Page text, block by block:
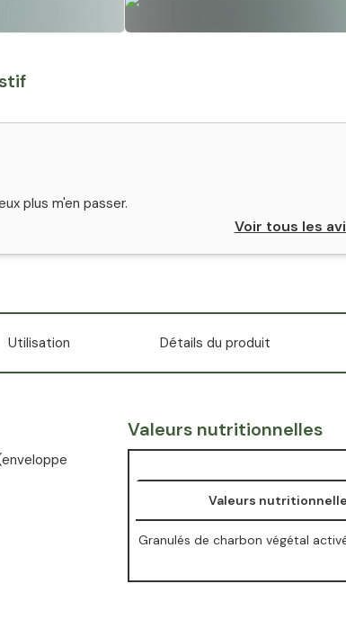
plus m'en passer.
Voir tous les
Utilisation Détails du produit
Valeurs nutritionnelles
Valeurs
Granulés de charbon végétal